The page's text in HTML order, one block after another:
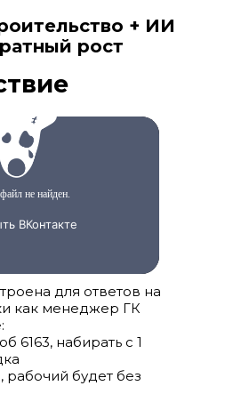
+ ИИ
рост
для ответов на
как менеджер ГК
6163, набирать с 1
рабочий будет без